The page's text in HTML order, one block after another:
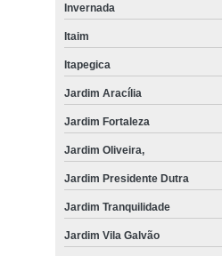
Invernada
Itaim
Itapegica
Jardim Aracília
Jardim Fortaleza
Jardim Oliveira,
Jardim Presidente Dutra
Jardim Tranquilidade
Jardim Vila Galvão